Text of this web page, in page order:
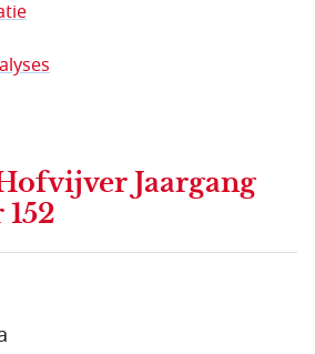
Jaargang